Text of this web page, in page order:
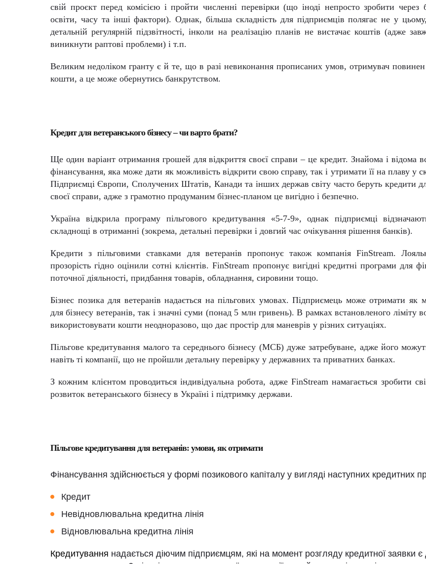
свій проєкт перед комісією і пройти численні перевірки (що іноді непросто зробити через
освіти, часу та інші фактори). Однак, більша складність для підприємців полягає не у
детальній регулярній підзвітності, інколи на реалізацію планів не вистачає коштів (адже
виникнути раптові проблеми) і т.п.
Великим недоліком гранту є й те, що в разі невиконання прописаних умов, отримувач
кошти, а це може обернутись банкрутством.
Кредит для ветеранського бізнесу – чи варто брати?
Ще один варіант отримання грошей для відкриття своєї справи – це кредит. Знайома і відома
фінансування, яка може дати як можливість відкрити свою справу, так і утримати її на плаву у
Підприємці Європи, Сполучених Штатів, Канади та інших держав світу часто беруть кредити
своєї справи, адже з грамотно продуманим бізнес-планом це вигідно і безпечно.
Україна відкрила програму пільгового кредитування «5-7-9», однак підприємці
складнощі в отриманні (зокрема, детальні перевірки і довгий час очікування рішення банків).
Кредити з пільговими ставками для ветеранів пропонує також компаніяFinStream.
прозорість гідно оцінили сотні клієнтів. FinStream пропонує вигідні кредитні програми для
поточної діяльності, придбання товарів, обладнання, сировини тощо.
Бізнес позика для ветеранів надається на пільгових умовах. Підприємець може отримати як
для бізнесу ветеранів, так і значні суми (понад 5 млн гривень). В рамках встановленого ліміту
використовувати кошти неодноразово, що дає простір для маневрів у різних ситуаціях.
Пільгове кредитування малого та середнього бізнесу (МСБ) дуже затребуване, адже його
навіть ті компанії, що не пройшли детальну перевірку у державних та приватних банках.
З кожним клієнтом проводиться індивідуальна робота, аджеFinStream намагається зробити
розвиток ветеранського бізнесу в Україні і підтримку держави.
Пільгове кредитування для ветеранів: умови, як отримати
Фінансування здійснюється у формі позикового капіталу у вигляді наступних кредитних
Кредит
Невідновлювальна кредитна лінія
Відновлювальна кредитна лінія
Кредитування надається діючим підприємцям, які на момент розгляду кредитної заявки є